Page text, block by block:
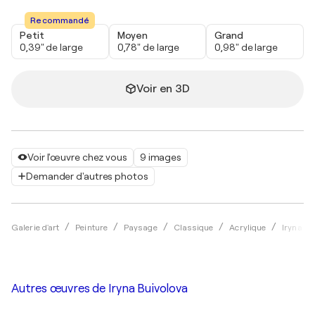
Voir l'œuvre chez vous
9 images
Demander d'autres photos
Galerie d'art Peinture Paysage Classique Acrylique Iryna
Recommandé
Petit
0,39" de large
Moyen
0,78" de large
Grand
0,98" de large
Voir en 3D
Autres œuvres de Iryna Buivolova